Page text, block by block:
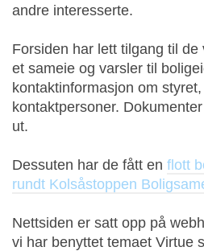
andre interesserte.
Forsiden har lett tilgang til
et sameie og varsler til
kontaktinformasjon om
kontaktpersoner.
ut.
Dessuten har de fått en flott
rundt Kolsåstoppen
Nettsiden er satt opp på
vi har benyttet temaet Virtue